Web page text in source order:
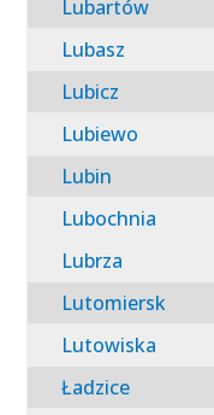
Lubartów
Lubasz
Lubicz
Lubiewo
Lubin
Lubochnia
Lubrza
Lutomiersk
Lutowiska
Ładzice